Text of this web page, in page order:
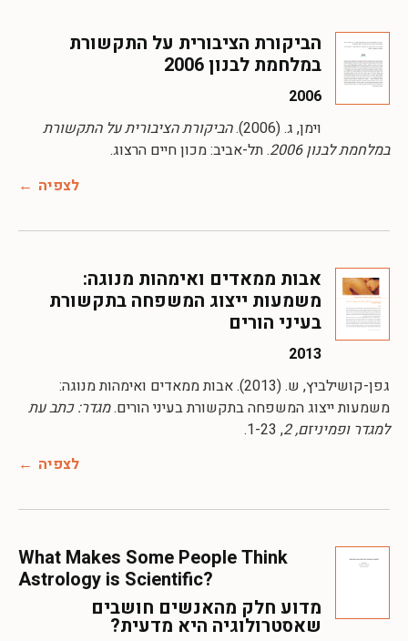
הביקורת הציבורית על התקשורת
במלחמת לבנון 2006
2006
וימן, ג. (2006).
הביקורת הציבורית על התקשורת
במלחמת לבנון 2006
. תל-אביב: מכון חיים הרצוג.
לצפיה
אבות ממאדים ואימהות מנוגה:
משמעות ייצוג המשפחה בתקשורת
בעיני הורים
2013
גפן-קושילביץ, ש. (2013). אבות ממאדים ואימהות מנוגה:
משמעות ייצוג המשפחה בתקשורת בעיני הורים.מגדר: כתב עת
למגדר ופמיניזם, 2 , 1-23.
לצפיה
What Makes Some People Think
Astrology is Scientific?
מדוע חלק מהאנשים חושבים
שאסטרולוגיה היא מדעית?